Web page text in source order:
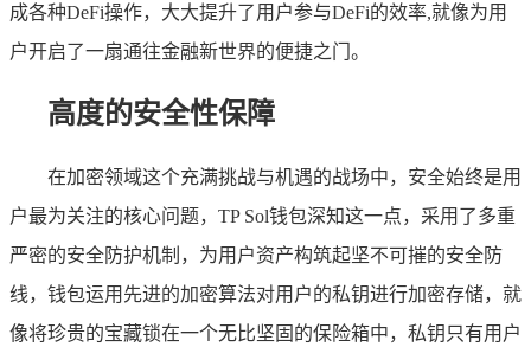
成各种DeFi操作，大大提升了用户参与DeFi的效率,就像为用
户开启了一扇通往金融新世界的便捷之门。
高度的安全性保障
在加密领域这个充满挑战与机遇的战场中，安全始终是用
户最为关注的核心问题，TP Sol钱包深知这一点，采用了多重
严密的安全防护机制，为用户资产构筑起坚不可摧的安全防
线，钱包运用先进的加密算法对用户的私钥进行加密存储，就
像将珍贵的宝藏锁在一个无比坚固的保险箱中，私钥只有用户